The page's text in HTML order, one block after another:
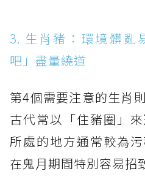
3. 生肖豬：環境髒亂
吧」盡量繞道
第4個需要注意的生肖
古代常以「住豬圈」
所處的地方通常較為
在鬼月期間特別容易招